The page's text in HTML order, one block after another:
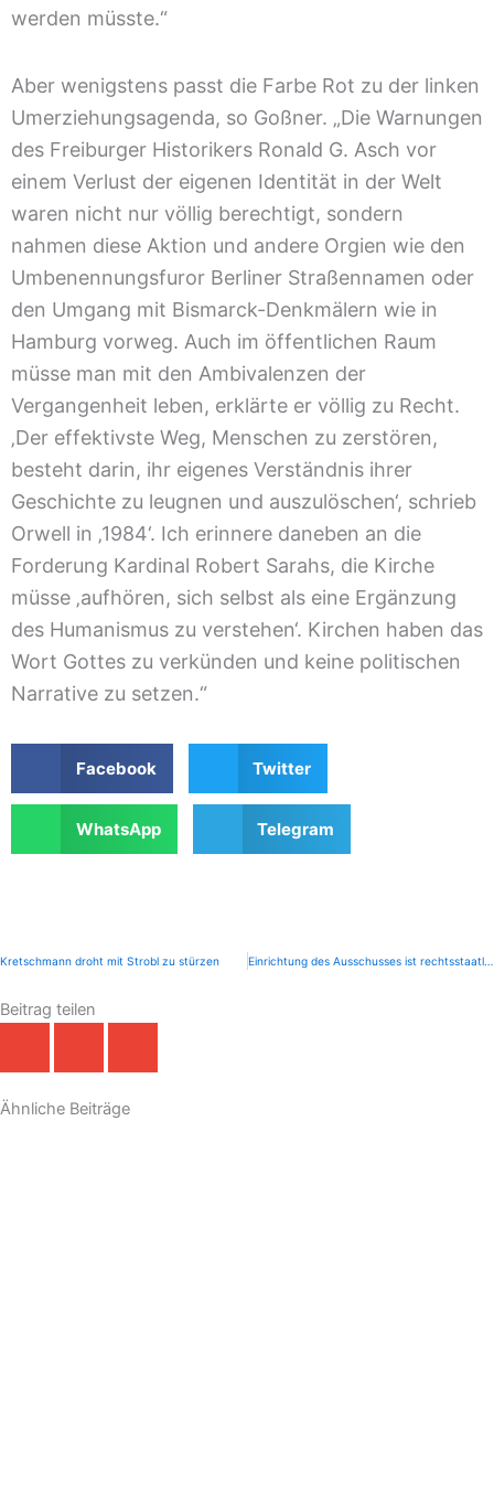
werden müsste.“
Aber wenigstens passt die Farbe Rot zu der linken
Umerziehungsagenda, so Goßner. „Die Warnungen
des Freiburger Historikers Ronald G. Asch vor
einem Verlust der eigenen Identität in der Welt
waren nicht nur völlig berechtigt, sondern
nahmen diese Aktion und andere Orgien wie den
Umbenennungsfuror Berliner Straßennamen oder
den Umgang mit Bismarck-Denkmälern wie in
Hamburg vorweg. Auch im öffentlichen Raum
müsse man mit den Ambivalenzen der
Vergangenheit leben, erklärte er völlig zu Recht.
‚Der effektivste Weg, Menschen zu zerstören,
besteht darin, ihr eigenes Verständnis ihrer
Geschichte zu leugnen und auszulöschen‘, schrieb
Orwell in ‚1984‘. Ich erinnere daneben an die
Forderung Kardinal Robert Sarahs, die Kirche
müsse ‚aufhören, sich selbst als eine Ergänzung
des Humanismus zu verstehen‘. Kirchen haben das
Wort Gottes zu verkünden und keine politischen
Narrative zu setzen.“
Facebook Twitter
WhatsApp Telegram
Zurück
Kretschmann droht mit Strobl zu stürzen Einrichtung des Ausschusses ist rechtsstaatliche Notwendigkeit
Beitrag teilen
Ähnliche Beiträge